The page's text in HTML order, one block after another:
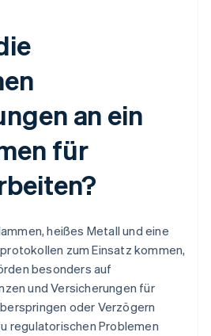
an ein
für
heißes Metall und eine
zum Einsatz kommen,
besonders auf
und Versicherungen für
oder Verzögern
regulatorischen Problemen